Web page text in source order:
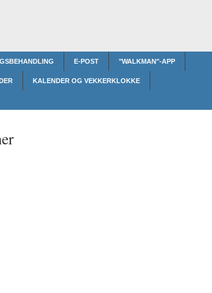
E-POST "WALKMAN"-APP
KALENDER OG VEKKERKLOKKE